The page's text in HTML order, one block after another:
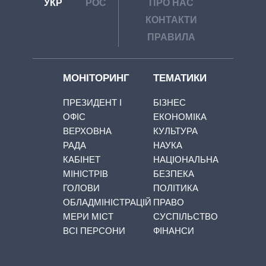
УКР РОС
ПРО НАС
КОНТАКТИ
ПРАВИЛА
МОНІТОРИНГ
ПРЕЗИДЕНТ І
ОФІС
ВЕРХОВНА
РАДА
КАБІНЕТ
МІНІСТРІВ
ГОЛОВИ
ОБЛАДМІНІСТРАЦІЙ
МЕРИ МІСТ
ВСІ ПЕРСОНИ
ТЕМАТИКИ
БІЗНЕС
ЕКОНОМІКА
КУЛЬТУРА
НАУКА
НАЦІОНАЛЬНА
БЕЗПЕКА
ПОЛІТИКА
ПРАВО
СУСПІЛЬСТВО
ФІНАНСИ